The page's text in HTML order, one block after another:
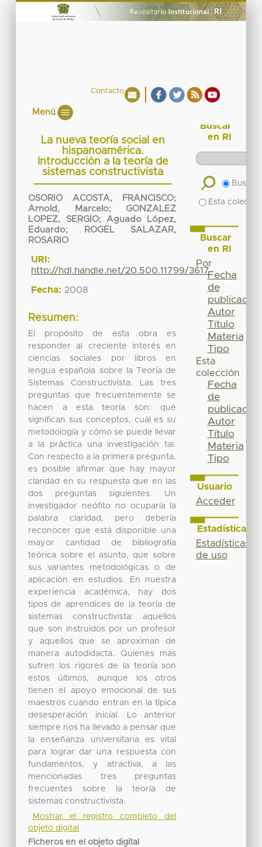
Contacto
Menú
La nueva teoría social en
hispanoamérica.
Introducción a la teoría de
sistemas constructivista
OSORIO ACOSTA, FRANCISCO;
Arnold, Marcelo; GONZALEZ
LOPEZ, SERGIO; Aguado López,
Eduardo;
ROGEL SALAZAR,
ROSARIO
URI:
http://hdl.handle.net/20.500.11799/3617
Fecha: 2008
Resumen:
El propósito de esta obra es
responder al creciente interés en
ciencias sociales por libros en
lengua española sobre la Teoría de
Sistemas Constructivista. Las tres
preguntas que frecuentemente se
hacen a esta teoría son: qué
significan sus conceptos, cuál es su
metodología y cómo se puede llevar
a la práctica una investigación tal.
Con respecto a la primera pregunta,
es posible afirmar que hay mayor
claridad en su respuesta que en las
dos preguntas siguientes. Un
investigador neófito no ocuparía la
palabra claridad, pero debería
reconocer que está disponible una
mayor cantidad de bibliografía
teórica sobre el asunto, que sobre
sus variantes metodológicas o de
aplicación en estudios. En nuestra
experiencia académica, hay dos
tipos de aprendices de la teoría de
sistemas constructivista: aquellos
que son instruidos por un profesor
y aquellos que se aproximan de
manera autodidacta. Quienes más
sufren los rigores de la teoría son
estos últimos, aunque los otros
tienen el apoyo emocional de sus
maestros cuando entran en la típica
desesperación inicial. Lo anterior
siempre nos ha llevado a pensar que
la enseñanza universitaria es vital
para lograr dar una respuesta con
fundamentos, y atractiva, a las
mencionadas tres preguntas
frecuentes sobre la teoría de
sistemas constructivista.
Mostrar el registro completo del
objeto digital
Ficheros en el objeto digital
Buscar
en RI
Buscar
Esta
Buscar
en RI
Por
Fecha
de
publicación
Autor
Título
Materia
Tipo
Esta
colección
Fecha
de
publicación
Autor
Título
Materia
Tipo
Usuario
Acceder
Estadísticas
Estadísticas
de uso